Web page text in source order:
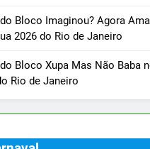
Bloco Imaginou? Agora
2026 do Rio de Janeiro
Bloco Xupa Mas Não Baba
Rio de Janeiro